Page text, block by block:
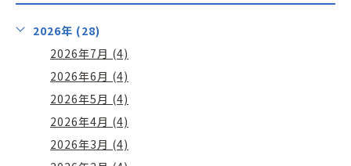
2026年 (28)
2026年7月 (4)
2026年6月 (4)
2026年5月 (4)
2026年4月 (4)
2026年3月 (4)